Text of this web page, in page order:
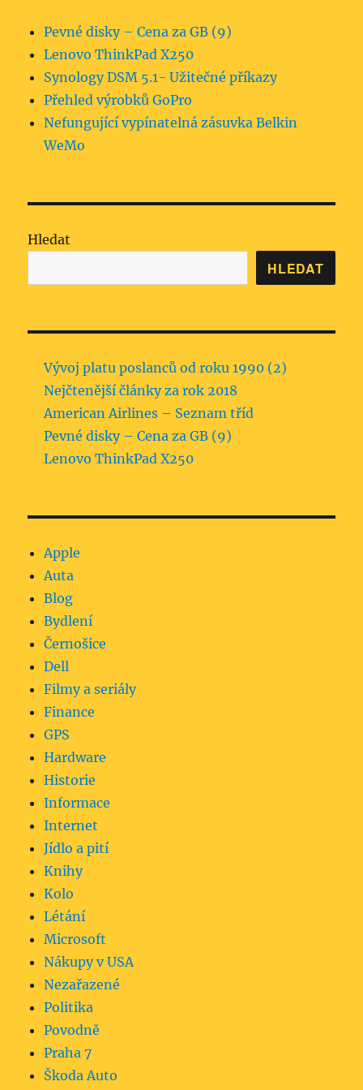
Pevné disky – Cena za GB (9)
Lenovo ThinkPad X250
Synology DSM 5.1- Užitečné příkazy
Přehled výrobků GoPro
Nefungující vypínatelná zásuvka Belkin
WeMo
Hledat
HLEDAT
Vývoj platu poslanců od roku 1990 (2)
Nejčtenější články za rok 2018
American Airlines – Seznam tříd
Pevné disky – Cena za GB (9)
Lenovo ThinkPad X250
Apple
Auta
Blog
Bydlení
Černošice
Dell
Filmy a seriály
Finance
GPS
Hardware
Historie
Informace
Internet
Jídlo a pití
Knihy
Kolo
Létání
Microsoft
Nákupy v USA
Nezařazené
Politika
Povodně
Praha 7
Škoda Auto